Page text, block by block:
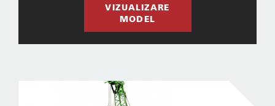
VIZUALIZARE
MODEL